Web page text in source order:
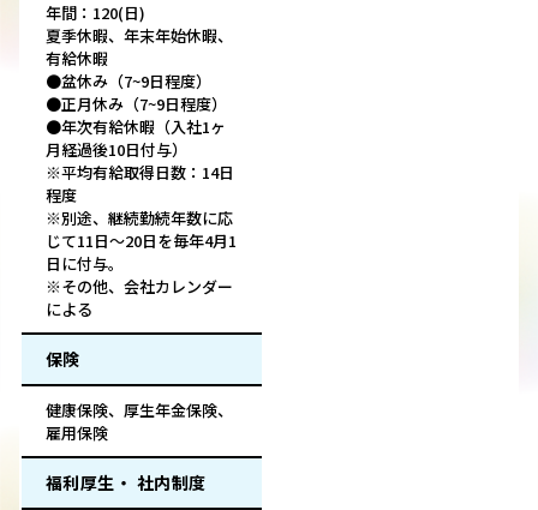
年間：120(日)
夏季休暇、年末年始休暇、
有給休暇
●盆休み（7~9日程度）
●正月休み（7~9日程度）
●年次有給休暇（入社1ヶ
月経過後10日付与）
※平均有給取得日数：14日
程度
※別途、継続勤続年数に応
じて11日～20日を毎年4月1
日に付与。
※その他、会社カレンダー
による
保険
健康保険、厚生年金保険、
雇用保険
福利厚生・ 社内制度